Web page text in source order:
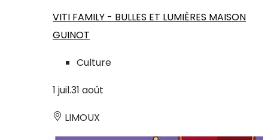
VITI FAMILY - BULLES ET LUMIÈRES MAISON
GUINOT
Culture
1 juil.31 août
LIMOUX